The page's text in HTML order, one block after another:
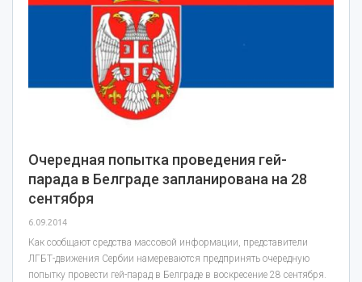
Очередная попытка проведения гей-
парада в Белграде запланирована на 28
сентября
6.09.2014
Как сообщают средства массовой информации, представители
ЛГБТ-движения Сербии намереваются предпринять очередную
попытку провести гей-парад в Белграде в воскресение 28 сентября.